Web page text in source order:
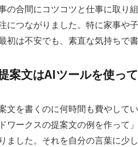
の合間にコツコツと仕事に取り
につながりました。特に家事や
初は不安でも、素直な気持ちで書
案文はAIツールを使っ
文を書くのに何時間も費やして
ワークスの提案文の例を作って
ました。それを自分の言葉に少